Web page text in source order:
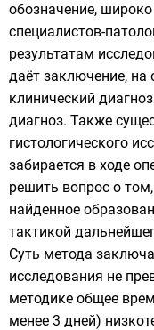
обозначение,
специалистов-
результатам
даёт заключение, на
клинический
диагноз. Также
гистологического
забирается в ходе
решить вопрос о
найденное
тактикой
Суть метода
исследования не
методике общее
менее 3 дней)